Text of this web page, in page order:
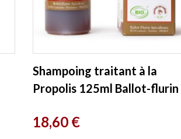
Shampoing traitant à la
Propolis 125ml Ballot-flurin
Prix
18,60 €